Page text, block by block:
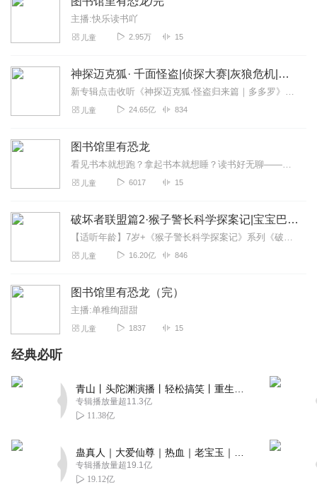
有可爱的小猫
2021-02-21
主播:快乐读书吖
儿童 2.95万 15
神探迈克狐· 千面怪盗|侦探大赛|灰狼危机|多多罗
新专辑点击收听《神探迈克狐·怪盗归来篇｜多多罗》！！！>>>点击进入主播橱窗购买《神探迈克狐》系列图书吧!<<<多多罗故事【点击前往】收听多多罗其他好玩有趣的故...
儿童 24.65亿 834
图书馆里有恐龙
看见书本就想跑？拿起书本就想睡？读书好无聊——孩子不爱读书怎么办？恐龙多多飞来帮你
儿童 6017 15
破坏者联盟篇2·猴子警长科学探案记|宝宝巴士故事
【适听年龄】7岁+《猴子警长科学探案记》系列《破坏者联盟篇1·猴子警长科学探案记》>>>《破坏者联盟篇2·猴子警长科学探案记》>>>《破坏者联盟篇3·猴子警长科...
儿童 16.20亿 846
图书馆里有恐龙（完）
主播:单稚绚甜甜
儿童 1837 15
经典必听
专辑播放量超11.3亿
11.38亿
专辑播放量超19.1亿
19.12亿